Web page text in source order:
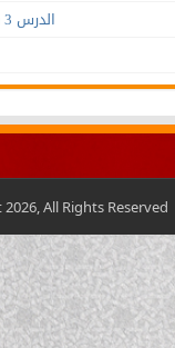
الدرس 3 شرح أحاديث من (صحيح مسلم): كتاب الإيمان 1
All Rights Reserved